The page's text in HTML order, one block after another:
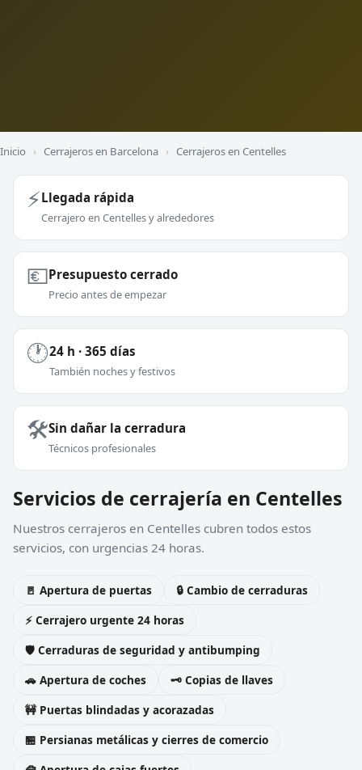
Inicio › Cerrajeros en Barcelona › Cerrajeros en Centelles
⚡Llegada rápida
Cerrajero en Centelles y alrededores
💶Presupuesto cerrado
Precio antes de empezar
🕐24 h · 365 días
También noches y festivos
🛠️Sin dañar la cerradura
Técnicos profesionales
Servicios de cerrajería en Centelles
Nuestros cerrajeros en Centelles cubren todos estos
servicios, con urgencias 24 horas.
🚪 Apertura de puertas
🔒 Cambio de cerraduras
⚡ Cerrajero urgente 24 horas
🛡️ Cerraduras de seguridad y antibumping
🚗 Apertura de coches
🗝️ Copias de llaves
🚧 Puertas blindadas y acorazadas
🏪 Persianas metálicas y cierres de comercio